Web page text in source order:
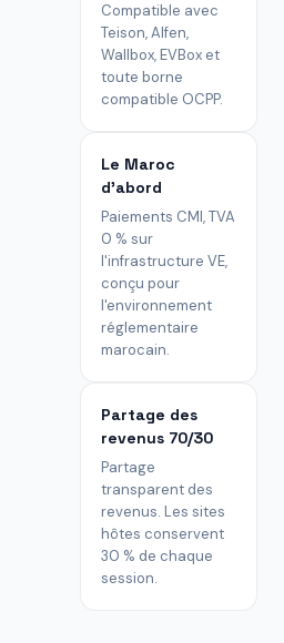
Compatible avec
Teison, Alfen,
Wallbox, EVBox et
toute borne
compatible OCPP.
Le Maroc
d'abord
Paiements CMI, TVA
0 % sur
l'infrastructure VE,
conçu pour
l'environnement
réglementaire
marocain.
Partage des
revenus 70/30
Partage
transparent des
revenus. Les sites
hôtes conservent
30 % de chaque
session.